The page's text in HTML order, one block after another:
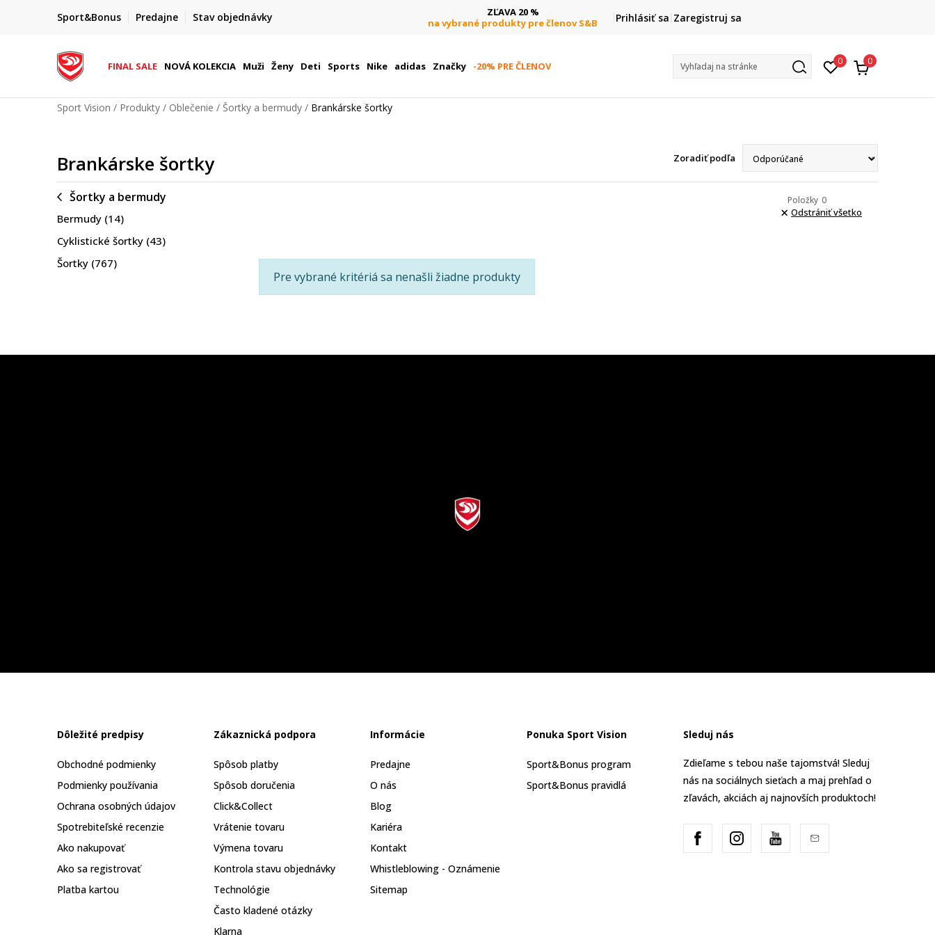
Sport&Bonus Predajne Stav objednávky
FINAL SALE AŽ -60 %
+ extra zľava 10 % len do 9. 8.
ZĽAVA 20 %
na vybrané produkty pre členov S&B
DOPRAVA ZADARMO
pri objednaní nad 80 € (neplatí pre Click&Collect)
Prihlásiť sa Zaregistruj sa
FINAL SALE NOVÁ KOLEKCIA Muži Ženy Deti Sports Nike adidas Značky -20% PRE ČLENOV Vyhľadaj na stránke 0 0
Sport Vision Produkty Oblečenie Šortky a bermudy Brankárske šortky
Brankárske šortky Zoradiť podľa
Šortky a bermudy
Bermudy (14)
Cyklistické šortky (43)
Šortky (767)
0
Položky
Odstrániť všetko
Pre vybrané kritériá sa nenašli žiadne produkty
Dôležité predpisy
Obchodné podmienky
Podmienky používania
Ochrana osobných údajov
Spotrebiteľské recenzie
Ako nakupovať
Ako sa registrovať
Platba kartou
Zákaznická podpora
Spôsob platby
Spôsob doručenia
Click&Collect
Vrátenie tovaru
Výmena tovaru
Kontrola stavu objednávky
Technológie
Často kladené otázky
Klarna
Informácie
Predajne
O nás
Blog
Kariéra
Kontakt
Whistleblowing - Oznámenie
Sitemap
Ponuka Sport Vision
Sport&Bonus program
Sport&Bonus pravidlá
Sleduj nás
Zdieľame s tebou naše tajomstvá! Sleduj
nás na sociálnych sieťach a maj prehľad o
zľavách, akciách aj najnovších produktoch!